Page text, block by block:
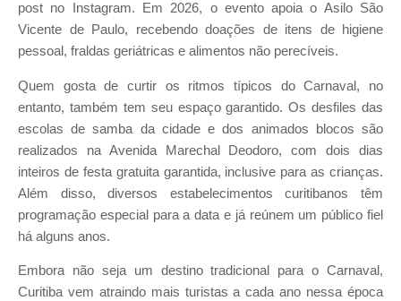
post no Instagram. Em 2026, o evento apoia o Asilo São
Vicente de Paulo, recebendo doações de itens de higiene
pessoal, fraldas geriátricas e alimentos não perecíveis.
Quem gosta de curtir os ritmos típicos do Carnaval, no
entanto, também tem seu espaço garantido. Os desfiles das
escolas de samba da cidade e dos animados blocos são
realizados na Avenida Marechal Deodoro, com dois dias
inteiros de festa gratuita garantida, inclusive para as crianças.
Além disso, diversos estabelecimentos curitibanos têm
programação especial para a data e já reúnem um público fiel
há alguns anos.
Embora não seja um destino tradicional para o Carnaval,
Curitiba vem atraindo mais turistas a cada ano nessa época